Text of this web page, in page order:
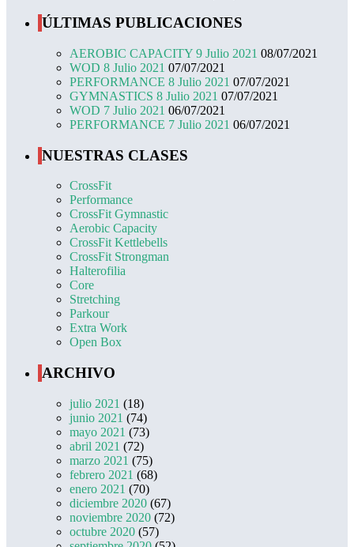
ÚLTIMAS PUBLICACIONES
AEROBIC CAPACITY 9 Julio 2021 08/07/2021
WOD 8 Julio 2021 07/07/2021
PERFORMANCE 8 Julio 2021 07/07/2021
GYMNASTICS 8 Julio 2021 07/07/2021
WOD 7 Julio 2021 06/07/2021
PERFORMANCE 7 Julio 2021 06/07/2021
NUESTRAS CLASES
CrossFit
Performance
CrossFit Gymnastic
Aerobic Capacity
CrossFit Kettlebells
CrossFit Strongman
Halterofilia
Core
Stretching
Parkour
Extra Work
Open Box
ARCHIVO
julio 2021 (18)
junio 2021 (74)
mayo 2021 (73)
abril 2021 (72)
marzo 2021 (75)
febrero 2021 (68)
enero 2021 (70)
diciembre 2020 (67)
noviembre 2020 (72)
octubre 2020 (57)